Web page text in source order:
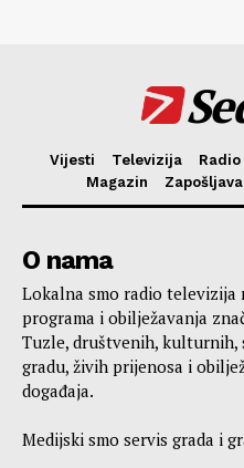
Vijesti Televizija Radio
Magazin
O nama
Lokalna smo radio televizija
programa i obilježavanja
Tuzle, društvenih, kulturnih,
gradu, živih prijenosa i
događaja.
Medijski smo servis grada i